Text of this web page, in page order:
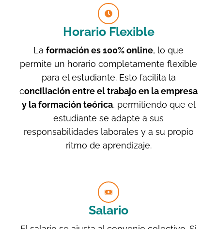
Horario Flexible
La formación es 100% online, lo que
permite un horario completamente flexible
para el estudiante. Esto facilita la
conciliación entre el trabajo en la empresa
y la formación teórica, permitiendo que el
estudiante se adapte a sus
responsabilidades laborales y a su propio
ritmo de aprendizaje.
Salario